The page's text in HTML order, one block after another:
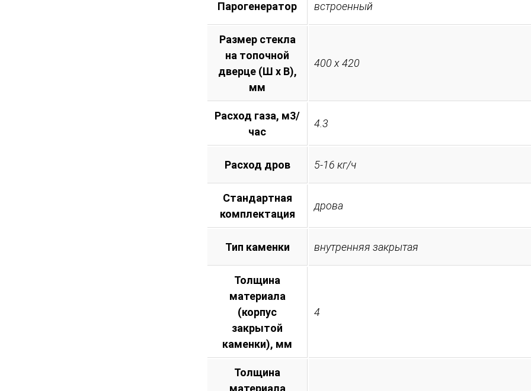
Парогенератор встроенный
Размер стекла
на топочной
дверце (Ш х В),
мм
400 х 420
Расход газа, м3/
час
4.3
Расход дров 5-16 кг/ч
Стандартная
комплектация
дрова
Тип каменки внутренняя закрытая
Толщина
материала
(корпус
закрытой
каменки), мм
4
Толщина
материала